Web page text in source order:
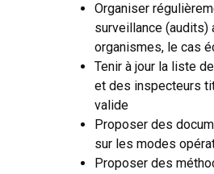
Organiser
surveillance (audits)
organismes, le cas
Tenir à jour la liste
et des inspecteurs
valide
Proposer des
sur les modes
Proposer des